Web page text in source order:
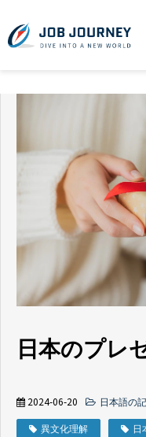
日本のプレ
2024-06-20 日本語の
異文化理解 日